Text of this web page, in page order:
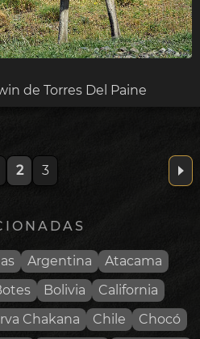
de Torres Del Paine
2 3
Argentina
Atacama
Bolivia
California
Chakana Chile
Chocó